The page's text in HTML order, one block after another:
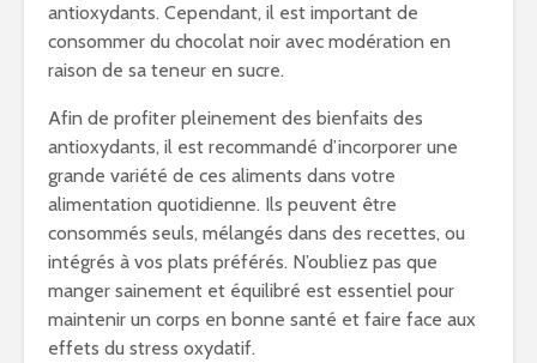
antioxydants. Cependant, il est important de
consommer du chocolat noir avec modération en
raison de sa teneur en sucre.
Afin de profiter pleinement des bienfaits des
antioxydants, il est recommandé d’incorporer une
grande variété de ces aliments dans votre
alimentation quotidienne. Ils peuvent être
consommés seuls, mélangés dans des recettes, ou
intégrés à vos plats préférés. N’oubliez pas que
manger sainement et équilibré est essentiel pour
maintenir un corps en bonne santé et faire face aux
effets du stress oxydatif.